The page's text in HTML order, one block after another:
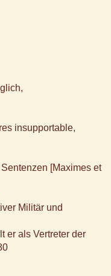
insupportable,
[Maximes et
Militär und
er als Vertreter der